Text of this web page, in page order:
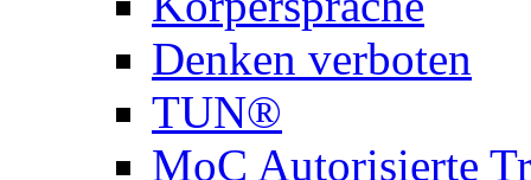
Denken verboten
TUN®
MoC Autorisierte